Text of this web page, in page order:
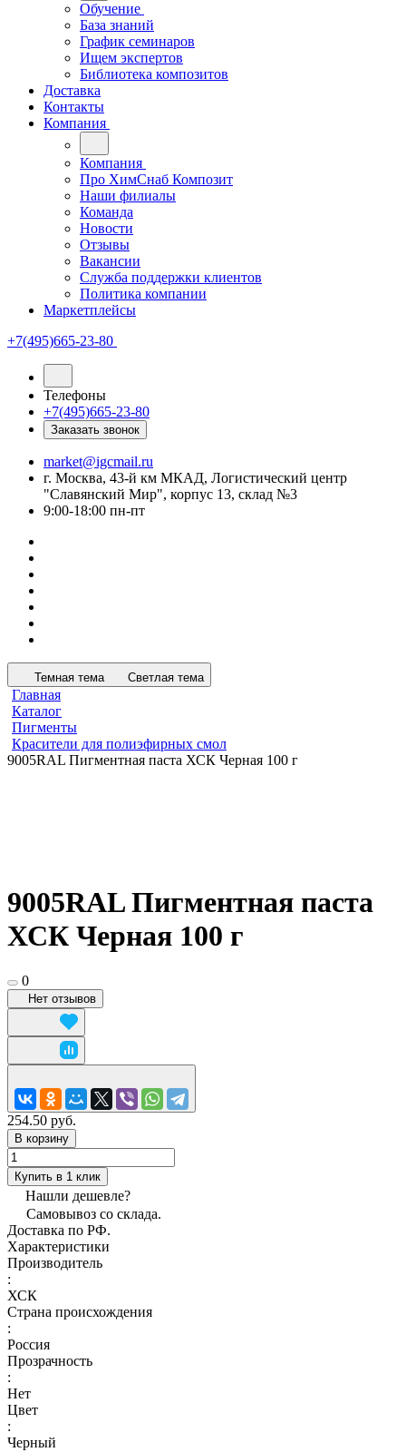
Обучение
База знаний
График семинаров
Ищем экспертов
Библиотека композитов
Доставка
Контакты
Компания
Компания
Про ХимСнаб Композит
Наши филиалы
Команда
Новости
Отзывы
Вакансии
Служба поддержки клиентов
Политика компании
Маркетплейсы
+7(495)665-23-80
Телефоны
+7(495)665-23-80
Заказать звонок
market@igcmail.ru
г. Москва, 43-й км МКАД, Логистический центр
"Славянский Мир", корпус 13, склад №3
9:00-18:00 пн-пт
Темная тема Светлая тема
Главная
Каталог
Пигменты
Красители для полиэфирных смол
9005RAL Пигментная паста ХСК Черная 100 г
9005RAL Пигментная паста
ХСК Черная 100 г
0
Нет отзывов
254.50 руб.
В корзину
Купить в 1 клик
Нашли дешевле?
Самовывоз со склада.
Доставка по РФ.
Характеристики
Производитель
:
ХСК
Страна происхождения
:
Россия
Прозрачность
:
Нет
Цвет
:
Черный